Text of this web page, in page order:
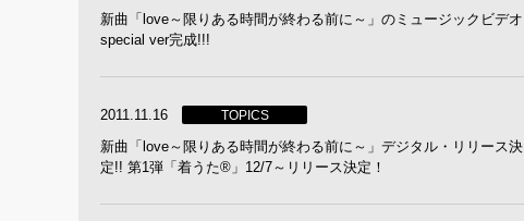
新曲「love～限りある時間が終わる前に～」のミュージックビデオ
special ver完成!!!
2011.11.16 TOPICS
新曲「love～限りある時間が終わる前に～」デジタル・リリース決
定!! 第1弾「着うた®」12/7～リリース決定！